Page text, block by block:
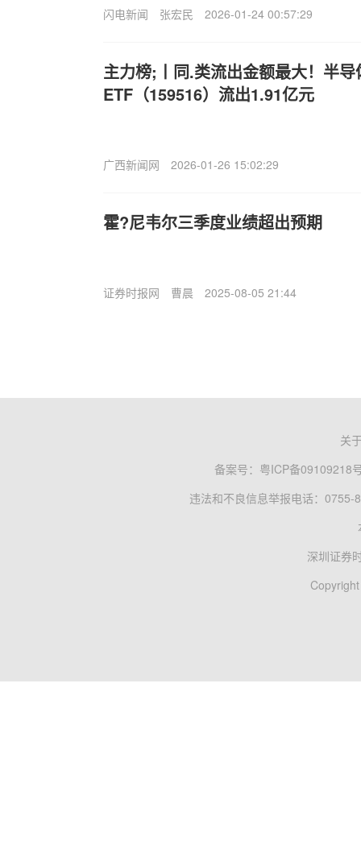
闪电新闻 张宏民 2026-01-24 00:57:29
主力榜;丨同.类流出金额最大！半导
ETF（159516）流出1.91亿元
广西新闻网 2026-01-26 15:02:29
霍?尼韦尔三季度业绩超出预期
证券时报网 曹晨 2025-08-05 21:44
关
备案号： 粤ICP备09109218
违法和不良信息举报电话：0755-
深圳证券